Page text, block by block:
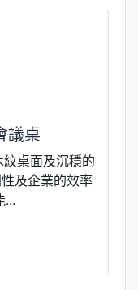
議桌
桌面及沉穩的
及企業的效率
...